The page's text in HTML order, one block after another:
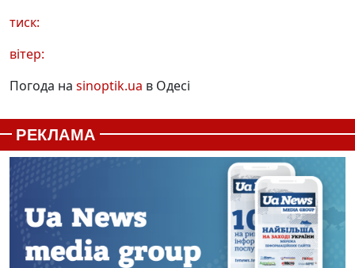
тиск:
вітер:
Погода на sinoptik.ua в Одесі
РЕКЛАМА